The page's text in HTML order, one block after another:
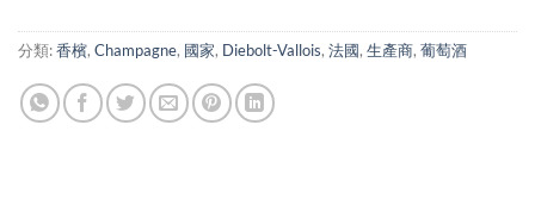
分類:香檳, Champagne, 國家, Diebolt-Vallois, 法國, 生產商, 葡萄酒